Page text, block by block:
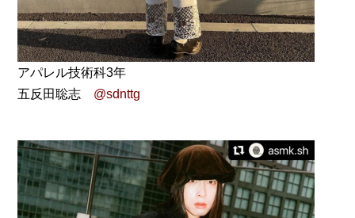
アパレル技術科3年
五反田聡志 @sdnttg